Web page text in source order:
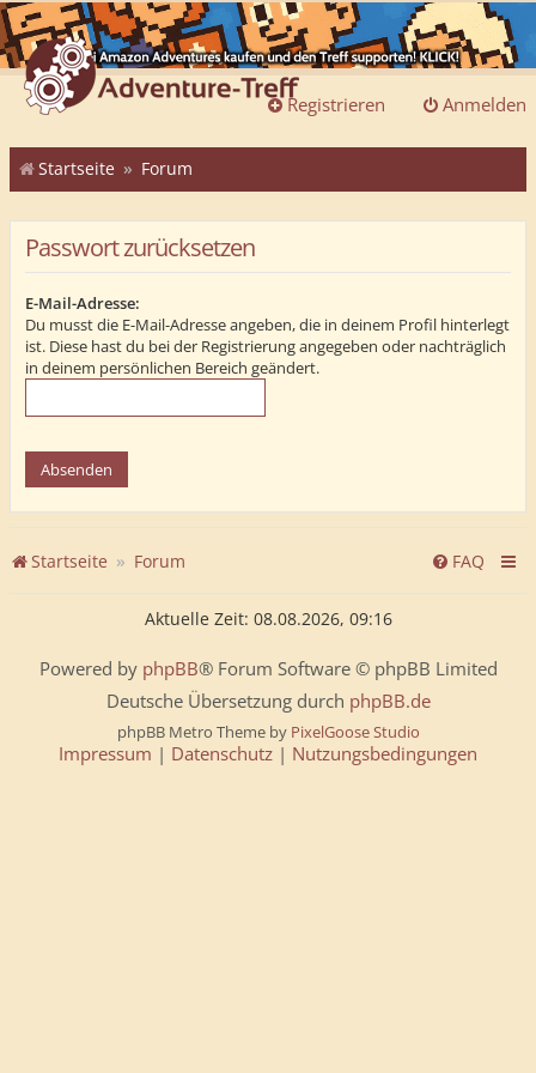
Anmelden
Registrieren
Startseite Forum
Passwort zurücksetzen
E-Mail-Adresse:
Du musst die E-Mail-Adresse angeben, die in deinem Profil hinterlegt
ist. Diese hast du bei der Registrierung angegeben oder nachträglich
in deinem persönlichen Bereich geändert.
Startseite Forum FAQ
Aktuelle Zeit: 08.08.2026, 09:16
Powered by phpBB® Forum Software © phpBB Limited
Deutsche Übersetzung durch phpBB.de
phpBB Metro Theme by PixelGoose Studio
Impressum | Datenschutz | Nutzungsbedingungen